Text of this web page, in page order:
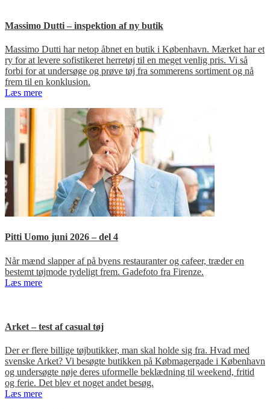
Massimo Dutti – inspektion af ny butik
Massimo Dutti har netop åbnet en butik i København. Mærket har et
ry for at levere sofistikeret herretøj til en meget venlig pris. Vi så
forbi for at undersøge og prøve tøj fra sommerens sortiment og nå
frem til en konklusion.
Læs mere
Pitti Uomo juni 2026 – del 4
Når mænd slapper af på byens restauranter og cafeer, træder en
bestemt tøjmode tydeligt frem. Gadefoto fra Firenze.
Læs mere
Arket – test af casual tøj
Der er flere billige tøjbutikker, man skal holde sig fra. Hvad med
svenske Arket? Vi besøgte butikken på Købmagergade i København
og undersøgte nøje deres uformelle beklædning til weekend, fritid
og ferie. Det blev et noget andet besøg.
Læs mere